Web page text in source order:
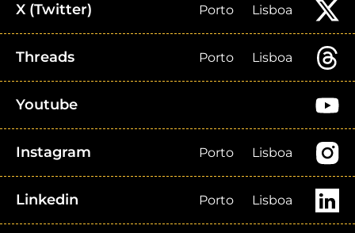
X (Twitter) Porto Lisboa
Threads Porto Lisboa
Youtube
Instagram Porto Lisboa
Linkedin Porto Lisboa